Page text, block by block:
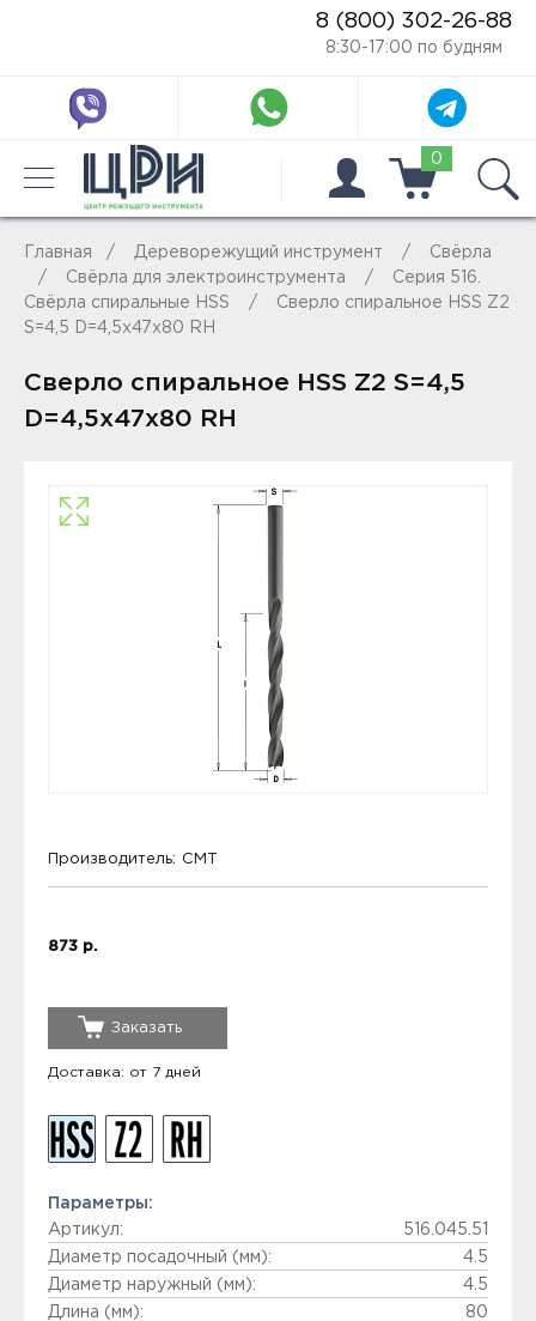
8 (800) 302-26-88
8:30-17:00 по будням
0
Главная Дереворежущий инструмент
Свёрла
Свёрла для электроинструмента
Серия 516.
Свёрла спиральные HSS
Сверло спиральное HSS Z2
S=4,5 D=4,5x47x80 RH
Сверло спиральное HSS Z2 S=4,5
D=4,5x47x80 RH
Производитель: CMT
873 р.
Заказать
Доставка: от 7 дней
Параметры:
Артикул:
516.045.51
Диаметр посадочный (мм):
4.5
Диаметр наружный (мм):
4.5
Длина (мм):
80